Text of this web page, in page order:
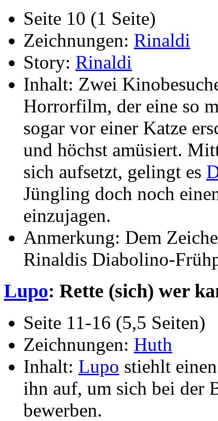
Seite 10 (1 Seite)
Zeichnungen: Rinaldi
Story: Rinaldi
Inhalt: Zwei
Horrorfilm, der eine so
sogar vor einer Katze
und höchst amüsiert.
sich aufsetzt, gelingt es
Jüngling doch noch
einzujagen.
Anmerkung: Dem
Rinaldis Diabolino-
Lupo: Rette (sich) wer
Seite 11-16 (5,5 Seiten)
Zeichnungen: Huth
Inhalt: Lupo stiehlt
ihn auf, um sich bei der
bewerben.